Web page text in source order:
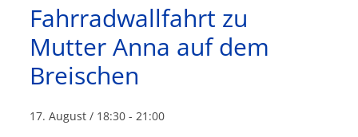
Fahrradwallfahrt zu
Mutter Anna auf dem
Breischen
17. August / 18:30 - 21:00